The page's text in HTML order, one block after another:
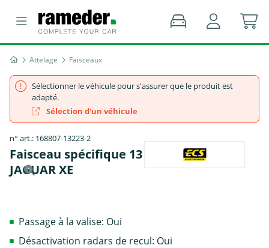
Attelage Faisceaux
Sélectionner le véhicule pour s'assurer que le produit est
adapté.
Sélection d'un véhicule
n° art.: 168807-13223-2
Faisceau spécifique 13 broches, ECS -
JAGUAR XE
Passage à la valise: Oui
Désactivation radars de recul: Oui